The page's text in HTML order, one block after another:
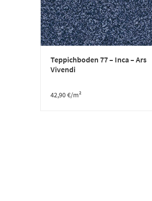
Teppichboden 77 – Inca – Ars
Vivendi
42,90€/m²